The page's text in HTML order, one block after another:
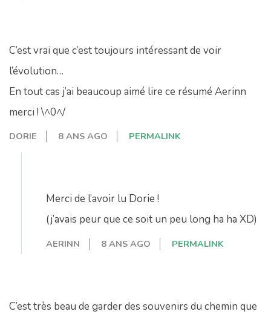
C’est vrai que c’est toujours intéressant de voir
l’évolution…
En tout cas j’ai beaucoup aimé lire ce résumé Aerinn
merci ! \^0^/
DORIE 8 ANS AGO PERMALINK
Merci de l’avoir lu Dorie !
(j’avais peur que ce soit un peu long ha ha XD)
AERINN 8 ANS AGO PERMALINK
C’est très beau de garder des souvenirs du chemin que